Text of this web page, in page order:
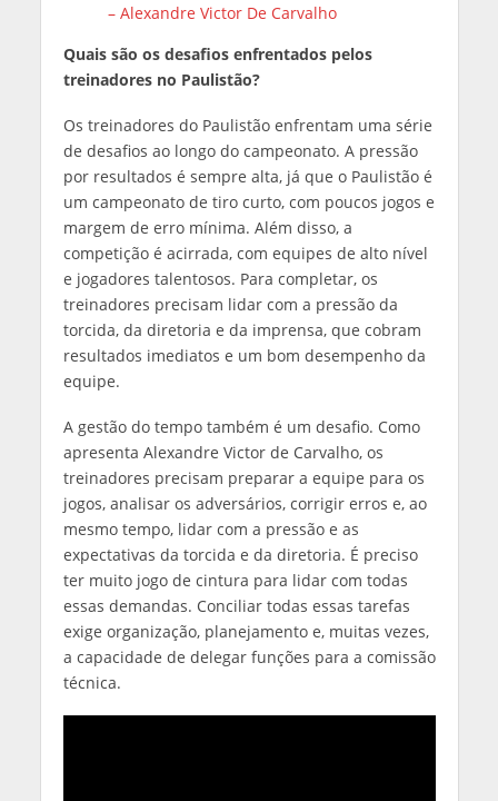
– Alexandre Victor De Carvalho
Quais são os desafios enfrentados pelos
treinadores no Paulistão?
Os treinadores do Paulistão enfrentam uma série
de desafios ao longo do campeonato. A pressão
por resultados é sempre alta, já que o Paulistão é
um campeonato de tiro curto, com poucos jogos e
margem de erro mínima. Além disso, a
competição é acirrada, com equipes de alto nível
e jogadores talentosos. Para completar, os
treinadores precisam lidar com a pressão da
torcida, da diretoria e da imprensa, que cobram
resultados imediatos e um bom desempenho da
equipe.
A gestão do tempo também é um desafio. Como
apresenta Alexandre Victor de Carvalho, os
treinadores precisam preparar a equipe para os
jogos, analisar os adversários, corrigir erros e, ao
mesmo tempo, lidar com a pressão e as
expectativas da torcida e da diretoria. É preciso
ter muito jogo de cintura para lidar com todas
essas demandas. Conciliar todas essas tarefas
exige organização, planejamento e, muitas vezes,
a capacidade de delegar funções para a comissão
técnica.